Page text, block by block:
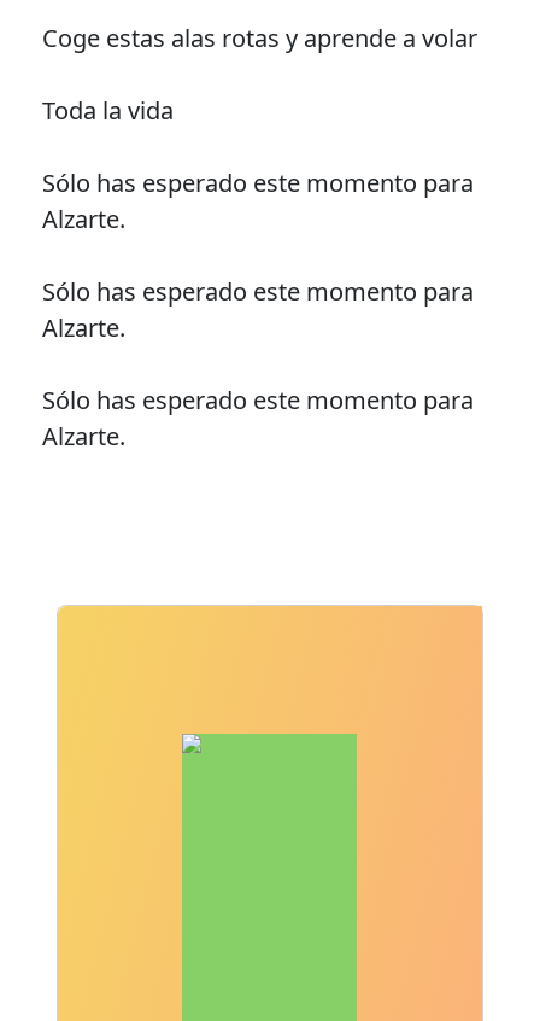
Coge estas alas rotas y aprende a volar
Toda la vida
Sólo has esperado este momento para
Alzarte.
Sólo has esperado este momento para
Alzarte.
Sólo has esperado este momento para
Alzarte.